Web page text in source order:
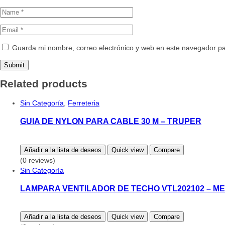
Guarda mi nombre, correo electrónico y web en este navegador
Related products
Sin Categoría Ferreteria
GUIA DE NYLON PARA CABLE 30 M – TRUPER
Añadir a la lista de deseos Quick view Compare
(0 reviews)
Sin Categoría
LAMPARA VENTILADOR DE TECHO VTL202102 –
Añadir a la lista de deseos Quick view Compare